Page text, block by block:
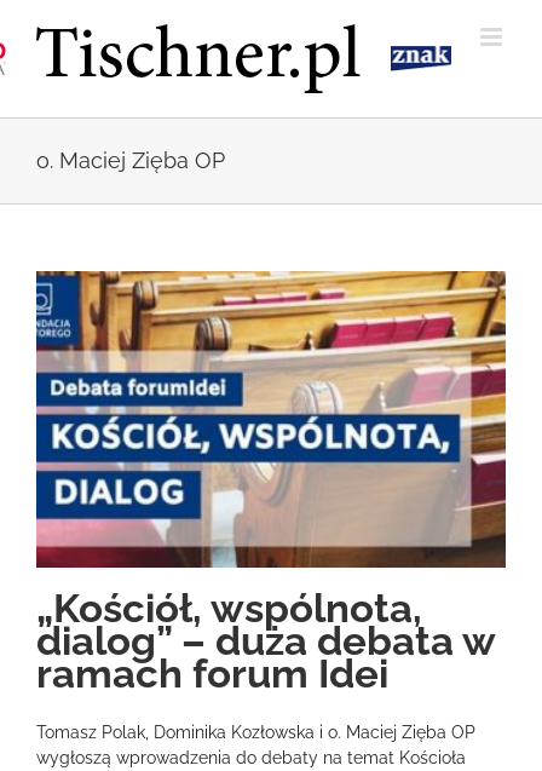
zawartości
o. Maciej Zięba OP
„Kościół, wspólnota,
dialog” – duża debata w
ramach forum Idei
Tomasz Polak, Dominika Kozłowska i o. Maciej Zięba OP
wygłoszą wprowadzenia do debaty na temat Kościoła